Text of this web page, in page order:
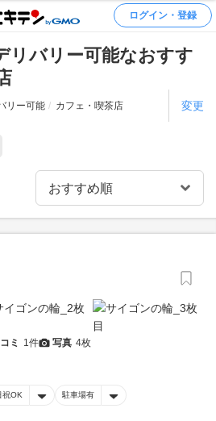
ログイン・登録
リバリー可能なおすす
リー可能 カフェ・喫茶店 変更
ミ 1件 写真 4枚
祝OK 駐車場有